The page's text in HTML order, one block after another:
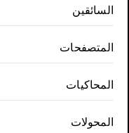
السائقين
المتصفحات
المحاكيات
المحولات